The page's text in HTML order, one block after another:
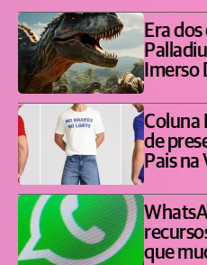
Era
Imerso
Coluna
de
Pais
que